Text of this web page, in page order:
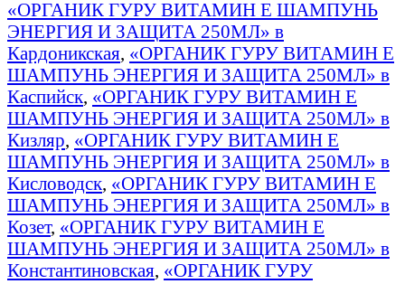
«ОРГАНИК ГУРУ ВИТАМИН E ШАМПУНЬ
ЭНЕРГИЯ И ЗАЩИТА 250МЛ» в
Кардоникская, «ОРГАНИК ГУРУ ВИТАМИН E
ШАМПУНЬ ЭНЕРГИЯ И ЗАЩИТА 250МЛ» в
Каспийск, «ОРГАНИК ГУРУ ВИТАМИН E
ШАМПУНЬ ЭНЕРГИЯ И ЗАЩИТА 250МЛ» в
Кизляр, «ОРГАНИК ГУРУ ВИТАМИН E
ШАМПУНЬ ЭНЕРГИЯ И ЗАЩИТА 250МЛ» в
Кисловодск, «ОРГАНИК ГУРУ ВИТАМИН E
ШАМПУНЬ ЭНЕРГИЯ И ЗАЩИТА 250МЛ» в
Козет, «ОРГАНИК ГУРУ ВИТАМИН E
ШАМПУНЬ ЭНЕРГИЯ И ЗАЩИТА 250МЛ» в
Константиновская, «ОРГАНИК ГУРУ